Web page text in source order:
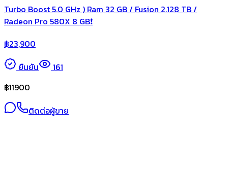
Turbo Boost 5.0 GHz ) Ram 32 GB / Fusion 2.128 TB /
Radeon Pro 580X 8 GB❗️
฿23,900
ยืนยัน
161
฿11900
ติดต่อผู้ขาย